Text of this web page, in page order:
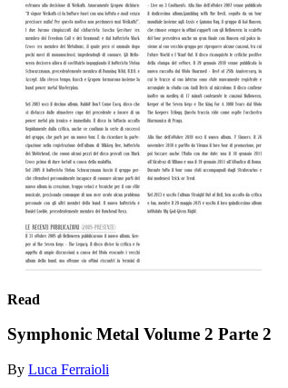
Read
Symphonic Metal Volume 2 Parte 2
By Luca Ferraioli